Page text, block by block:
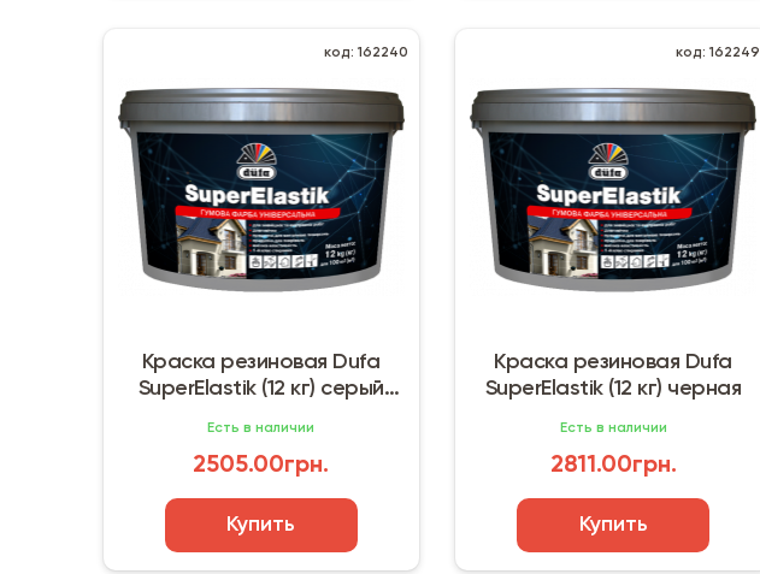
код: 162240
Краска резиновая Dufa
SuperElastik (12 кг) серый
Есть в наличии
2505.00грн.
Купить
код: 162249
Краска резиновая Dufa
SuperElastik (12 кг) черная
Есть в наличии
2811.00грн.
Купить